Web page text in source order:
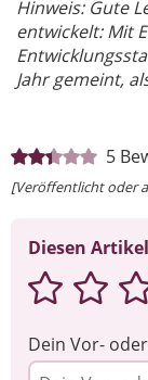
Hinweis: Gute
entwickelt: Mit
Jahr gemeint,
5
[Veröffentlicht oder
Diesen
Dein Vor-